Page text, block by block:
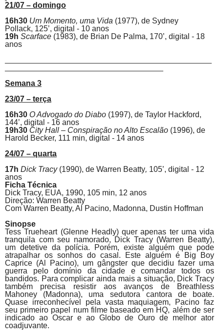
21/07 – domingo
16h30 Um Momento, uma Vida (1977), de Sydney
Pollack, 125’, digital - 10 anos
19h Scarface (1983), de Brian De Palma, 170’, digital - 18
anos
Semana 3
23/07 – terça
16h30 O Advogado do Diabo (1997), de Taylor Hackford,
144’, digital - 16 anos
19h30 City Hall – Conspiração no Alto Escalão (1996), de
Harold Becker, 111 min, digital - 14 anos
24/07 – quarta
17h Dick Tracy (1990), de Warren Beatty, 105’, digital - 12
anos
Ficha Técnica
Dick Tracy, EUA, 1990, 105 min, 12 anos
Direção: Warren Beatty
Com Warren Beatty, Al
Pacino, Madonna, Dustin Hoffman
Sinopse
Tess Trueheart (Glenne Headly) quer apenas ter uma vida
tranquila com seu namorado, Dick Tracy (Warren Beatty),
um detetive da polícia. Porém, existe alguém que pode
atrapalhar os sonhos do casal. Este alguém é Big Boy
Caprice (Al
Pacino), um gângster que decidiu fazer uma
guerra pelo domínio da cidade e comandar todos os
bandidos. Para complicar ainda mais a situação, Dick Tracy
também precisa resistir aos avanços de Breathless
Mahoney (Madonna), uma sedutora cantora de boate.
Quase irreconhecível pela vasta maquiagem,
Pacino faz
seu primeiro papel num filme baseado em HQ, além de ser
indicado ao Oscar e ao Globo de Ouro de melhor ator
coadjuvante.